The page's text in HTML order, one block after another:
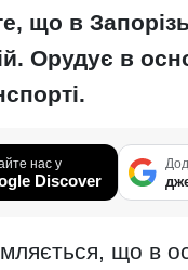
що в
Орудує в
нас у
Discover
що в